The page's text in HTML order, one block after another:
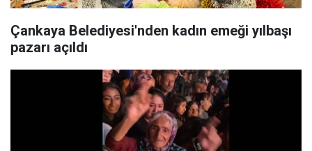
Çankaya Belediyesi'nden kadın emeği yılbaşı
pazarı açıldı